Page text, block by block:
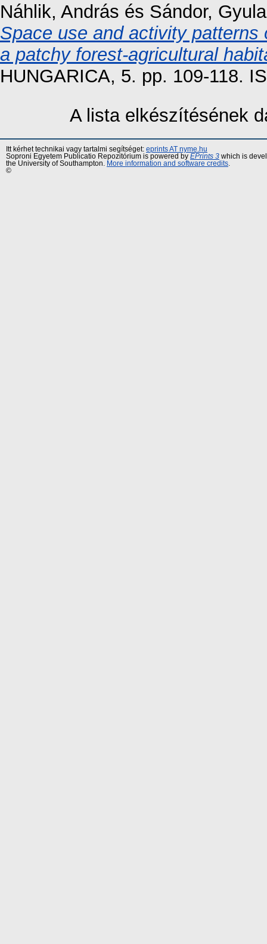
Náhlik, András és Sándor, Gyula
Space use and activity
a patchy forest-agricultural
HUNGARICA, 5. pp. 109-118.
A lista elkészítésének
Itt kérhet technikai vagy tartalmi segítséget: eprints AT nyme.hu
Soproni Egyetem Publicatio Repozitórium is powered by EPrints 3 which is
the University of Southampton.
More information and software credits
©